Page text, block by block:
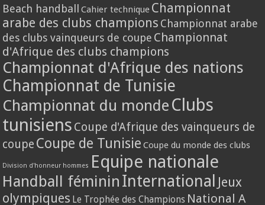
Beach handball Cahier technique Championnat
arabe des clubs champions Championnat arabe
des clubs vainqueurs de coupe Championnat
d'Afrique des clubs champions
Championnat d'Afrique des nations
Championnat de Tunisie
Championnat du monde Clubs
tunisiens Coupe d'Afrique des vainqueurs de
coupe Coupe de Tunisie Coupe du monde des clubs
Division d'honneur hommes Equipe nationale
Handball féminin International
Jeux
olympiques Le Trophée des Champions National A